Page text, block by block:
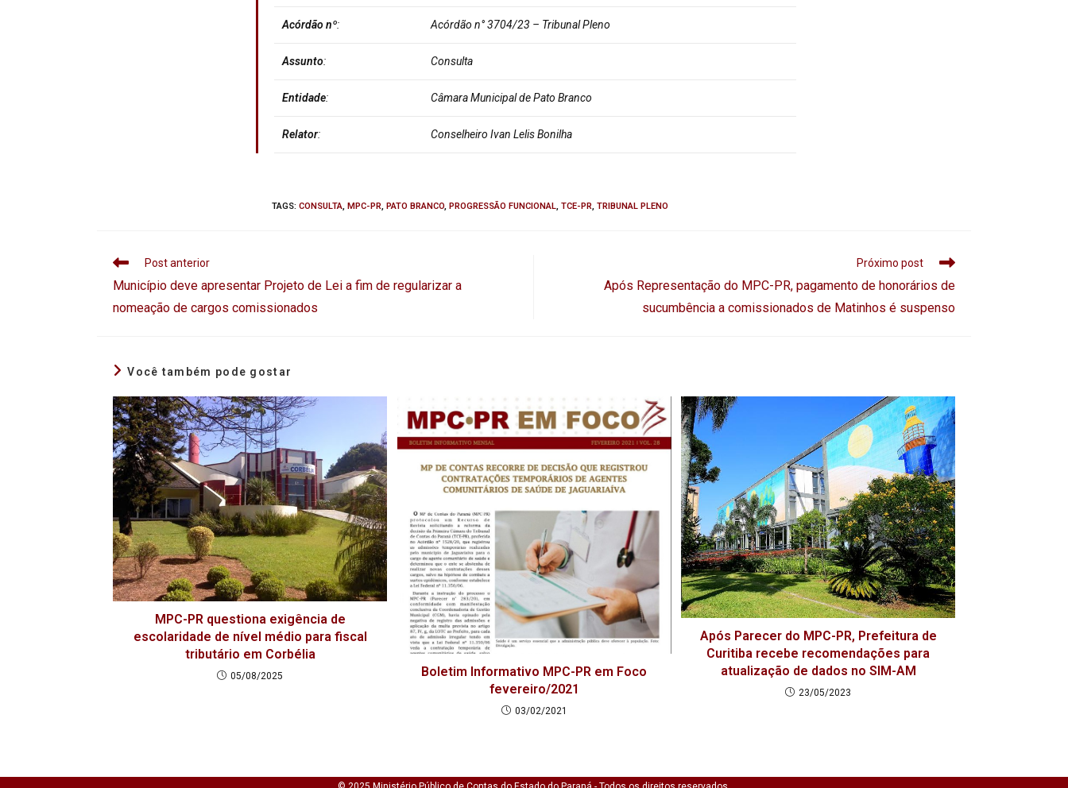
Acórdão nº: Acórdão n° 3704/23 – Tribunal Pleno
Assunto: Consulta
Entidade: Câmara Municipal de Pato Branco
Relator: Conselheiro Ivan Lelis Bonilha
TAGS: CONSULTA, MPC-PR, PATO BRANCO, PROGRESSÃO FUNCIONAL, TCE-PR, TRIBUNAL PLENO
Post anterior
Município deve apresentar Projeto de Lei a fim de regularizar a
nomeação de cargos comissionados
Próximo post
Após Representação do MPC-PR, pagamento de honorários de
sucumbência a comissionados de Matinhos é suspenso
Você também pode gostar
MPC-PR questiona exigência de
escolaridade de nível médio para fiscal
tributário em Corbélia
05/08/2025
Boletim Informativo MPC-PR em Foco
fevereiro/2021
03/02/2021
Após Parecer do MPC-PR, Prefeitura de
Curitiba recebe recomendações para
atualização de dados no SIM-AM
23/05/2023